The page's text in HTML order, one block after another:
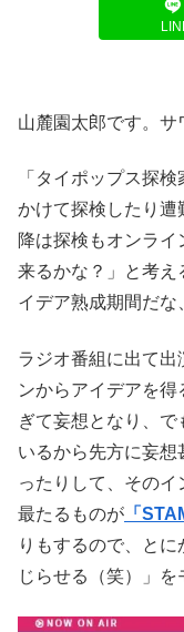
山麓園太郎です。サ
「タイポップス探
かけて探検したり遭
降は探検もオンラ
来るかな？」と考え
イデア熟成期間だな
ラジオ番組に出て出
ンからアイデアを
ぎて妄想となり、
いるから先方に妄想
ったりして、その
最たるものが 「
りもするので、と
じらせる（笑）」を